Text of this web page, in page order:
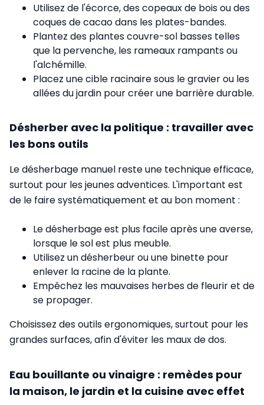
Utilisez de l'écorce, des copeaux de bois ou des
coques de cacao dans les plates-bandes.
Plantez des plantes couvre-sol basses telles
que la pervenche, les rameaux rampants ou
l'alchémille.
Placez une cible racinaire sous le gravier ou les
allées du jardin pour créer une barrière durable.
Désherber avec la politique : travailler avec
les bons outils
Le désherbage manuel reste une technique efficace,
surtout pour les jeunes adventices. L'important est
de le faire systématiquement et au bon moment :
Le désherbage est plus facile après une averse,
lorsque le sol est plus meuble.
Utilisez un désherbeur ou une binette pour
enlever la racine de la plante.
Empêchez les mauvaises herbes de fleurir et de
se propager.
Choisissez des outils ergonomiques, surtout pour les
grandes surfaces, afin d'éviter les maux de dos.
Eau bouillante ou vinaigre : remèdes pour
la maison, le jardin et la cuisine avec effet